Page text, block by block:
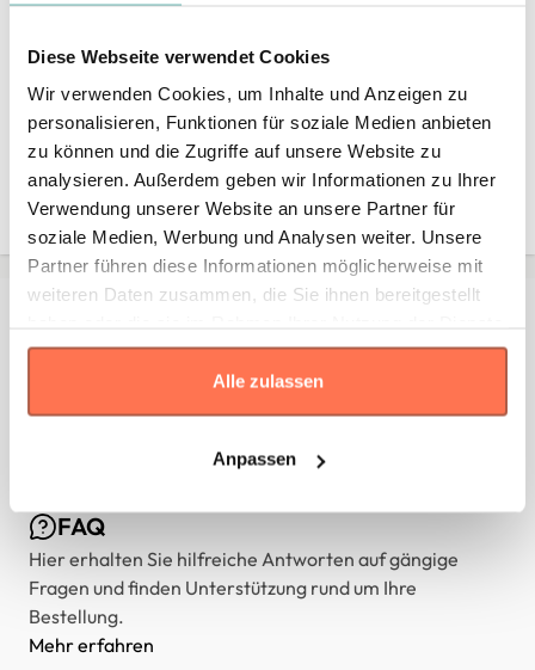
Diese Webseite verwendet Cookies
Wir verwenden Cookies, um Inhalte und Anzeigen zu
personalisieren, Funktionen für soziale Medien anbieten
zu können und die Zugriffe auf unsere Website zu
analysieren. Außerdem geben wir Informationen zu Ihrer
Verwendung unserer Website an unsere Partner für
soziale Medien, Werbung und Analysen weiter. Unsere
Partner führen diese Informationen möglicherweise mit
weiteren Daten zusammen, die Sie ihnen bereitgestellt
gesammelt haben.
Alle zulassen
Anpassen
* Die Maße sind incmgemäß den Angaben des Herstellers
angegeben. Eine Abweichung bis zu ±2 cm ist üblich und gilt als
Toleranz.
Standard 9.8 13.8
jederzeit an uns wenden – wir unterstützen Sie gerne
persönlich.
FAQ
Hier erhalten Sie hilfreiche Antworten auf gängige
Fragen und finden Unterstützung rund um Ihre
Bestellung.
Mehr erfahren